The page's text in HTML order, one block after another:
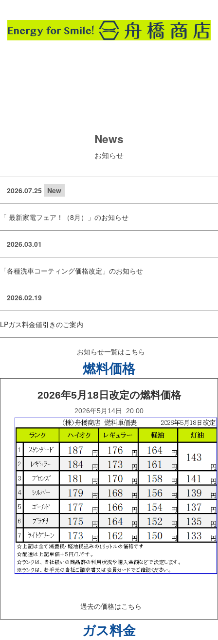
News
お知らせ
2026.07.25 New
「 最新家電フェア！（8月）」のお知らせ
2026.03.01
「各種洗車コーティング価格改定」のお知らせ
2026.02.19
LPガス料金値引きのご案内
お知らせ一覧はこちら
燃料価格
2026年5月18日改定の燃料価格
2026年5月14日 20:00
過去の価格はこちら
ガス料金